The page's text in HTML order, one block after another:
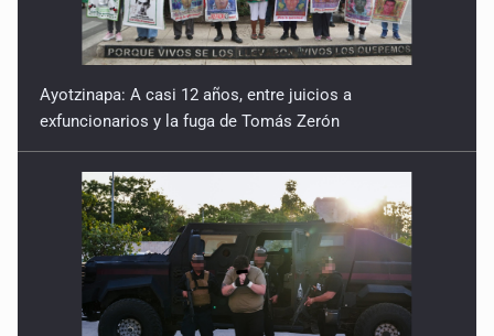
Ayotzinapa: A casi 12 años, entre juicios a
exfuncionarios y la fuga de Tomás Zerón